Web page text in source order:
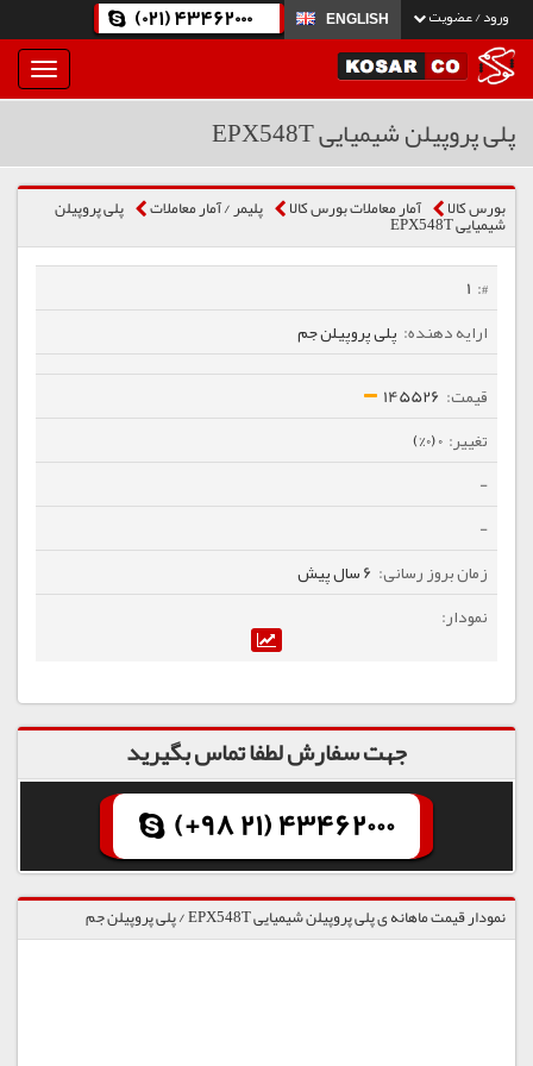
ورود / عضویت ENGLISH
(021) 43462000
بار
و
پلی پروپیلن شیمیایی EPX548T
بورس کالا آمار معاملات بورس کالا پلیمر / آمار معاملات پلی پروپیلن
شیمیایی EPX548T
1
پلی پروپیلن جم
145526
0 (0%)
-
-
6 سال پیش
جهت سفارش لطفا تماس بگیرید
(+98 21) 43462000
نمودار قیمت ماهانه ی پلی پروپیلن شیمیایی EPX548T / پلی پروپیلن جم